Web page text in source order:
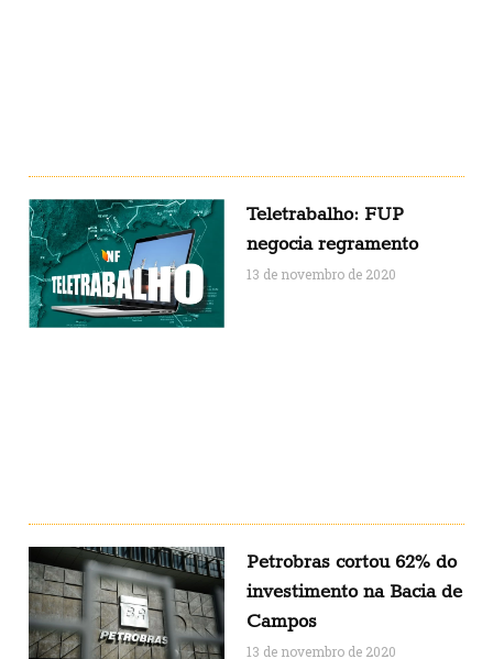
Teletrabalho: FUP
negocia regramento
13 de novembro de 2020
Petrobras cortou 62% do
investimento na Bacia de
Campos
13 de novembro de 2020